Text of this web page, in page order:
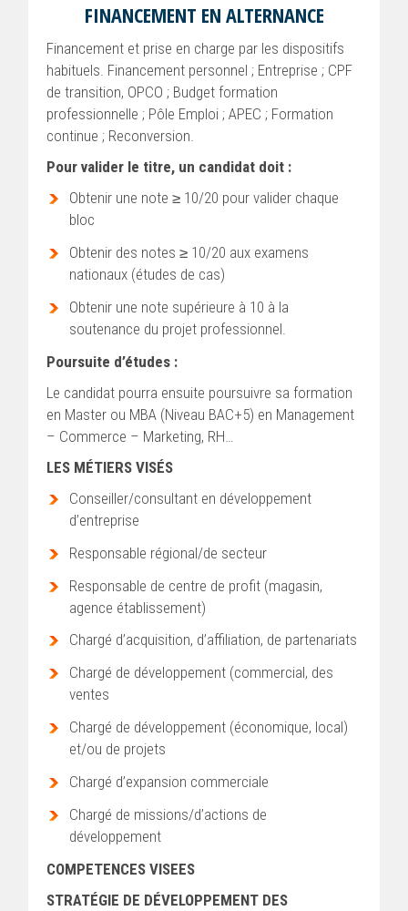
FINANCEMENT EN ALTERNANCE
Financement et prise en charge par les dispositifs
habituels. Financement personnel ; Entreprise ; CPF
de transition, OPCO ; Budget formation
professionnelle ; Pôle Emploi ; APEC ; Formation
continue ; Reconversion.
Pour valider le titre, un candidat doit :
Obtenir une note ≥ 10/20 pour valider chaque
bloc
Obtenir des notes ≥ 10/20 aux examens
nationaux (études de cas)
Obtenir une note supérieure à 10 à la
soutenance du projet professionnel.
Poursuite d’études :
Le candidat pourra ensuite poursuivre sa formation
en Master ou MBA (Niveau BAC+5) en Management
– Commerce – Marketing, RH…
LES MÉTIERS VISÉS
Conseiller/consultant en développement
d’entreprise
Responsable régional/de secteur
Responsable de centre de profit (magasin,
agence établissement)
Chargé d’acquisition, d’affiliation, de partenariats
Chargé de développement (commercial, des
ventes
Chargé de développement (économique, local)
et/ou de projets
Chargé d’expansion commerciale
Chargé de missions/d’actions de
développement
COMPETENCES VISEES
STRATÉGIE DE DÉVELOPPEMENT DES